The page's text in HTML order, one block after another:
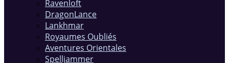
Ravenloft
DragonLance
Lankhmar
Royaumes Oubliés
Aventures Orientales
Spelljammer